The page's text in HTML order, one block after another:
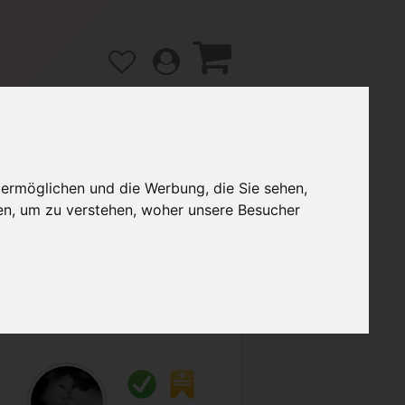
und die Werbung, die Sie sehen,
um zu verstehen, woher unsere Besucher
Hilfe / FAQ